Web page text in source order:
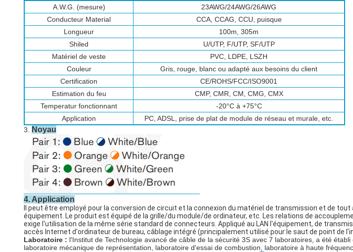
A.W.G. (mesure)
23AWG/24AWG/26AWG
Conducteur Material
CCA, CCAG, CCU, puisque
Longueur
100m, 305m
Shiled
U/UTP, F/UTP, SF/UTP
Matériel de veste
PVC, LDPE, LSZH
Couleur
Gris, rouge, blanc ou adapté aux besoins du client
Certification
CE/ROHS/FCC/ISO9001
Estimation du feu
CMP, CMR, CM, CMG, CMX
Temperatur fonctionnant
-20°C à +75°C
Application
PC, ADSL, prise de plat de module de réseau et murale, etc.
3.
Noyau
4. Application
Il peut être employé pour la conversion de circuit et la connexion du matériel de transmission et de
équipement. Le produit est équipé de la grille/du module/de ordinateur, etc. Les relations de
exige l'utilisation de la même série standard de connecteurs. Appliqué au LAN l'équipement, de
accès Internet d'ordinateur de bureau, câblage intégré (principalement utilisé pour le saut de point
Laboratoire : l'Institut de Technologie avancé de câble de la sécurité 3S avec 7 laboratoires, a été
laboratoire mécanique de représentation, laboratoire d'essai de combustion, laboratoire à haute